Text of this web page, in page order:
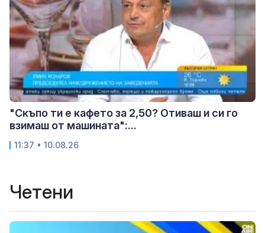
"Скъпо ти е кафето за 2,50? Отиваш и си го
взимаш от машината":...
11:37 • 10.08.26
Четени